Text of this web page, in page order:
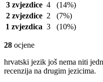
3 zvjezdice 4
(14%)
2 zvjezdice 2
(7%)
1 zvjezdica 3 (10%)
28 ocjene
hrvatski jezik još nema niti
recenzija na drugim jezicima.